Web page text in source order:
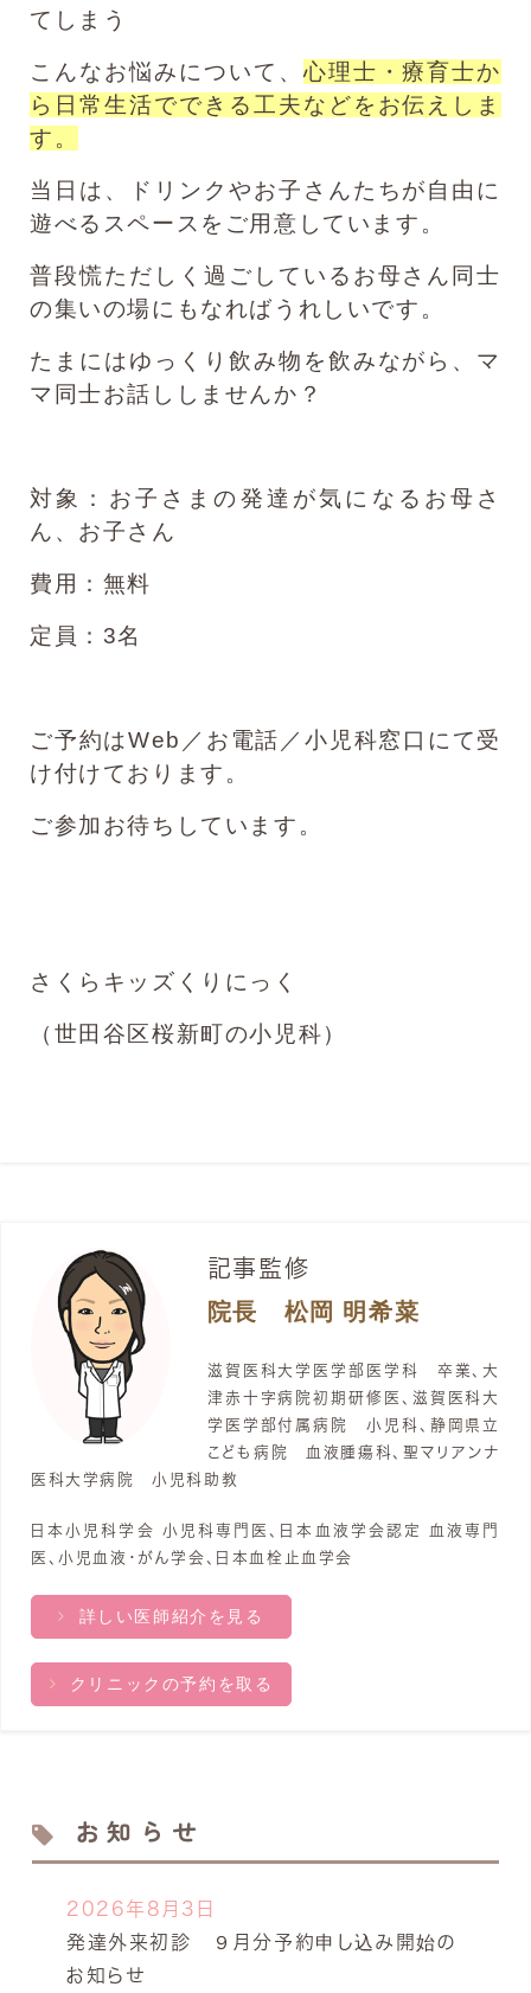
てしまう
こんなお悩みについて、心理士・療育士か
ら日常生活でできる工夫などをお伝えしま
す。
当日は、ドリンクやお子さんたちが自由に
遊べるスペースをご用意しています。
普段慌ただしく過ごしているお母さん同士
の集いの場にもなればうれしいです。
たまにはゆっくり飲み物を飲みながら、マ
マ同士お話ししませんか？
対象：お子さまの発達が気になるお母さ
ん、お子さん
費用：無料
定員：3名
ご予約はWeb／お電話／小児科窓口にて受
け付けております。
ご参加お待ちしています。
さくらキッズくりにっく
（世田谷区桜新町の小児科）
記事監修
院長 松岡 明希菜
滋賀医科大学医学部医学科 卒業、大
津赤十字病院初期研修医、滋賀医科大
学医学部付属病院 小児科、静岡県立
こども病院 血液腫瘍科、聖マリアンナ
医科大学病院 小児科助教
日本小児科学会 小児科専門医、日本血液学会認定 血液専門
医、小児血液・がん学会、日本血栓止血学会
詳しい医師紹介を見る
クリニックの予約を取る
お知らせ
2026年8月3日
発達外来初診 ９月分予約申し込み開始の
お知らせ